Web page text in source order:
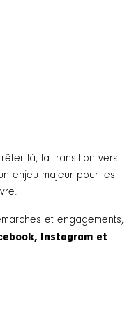
là, la transition vers
enjeu majeur pour les
et engagements,
Instagram et